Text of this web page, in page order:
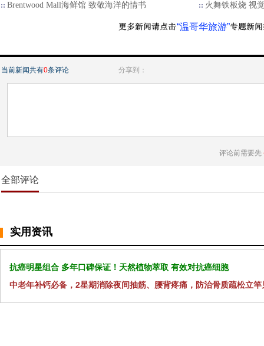
Brentwood Mall海鲜馆 致敬海洋的情书
火舞铁板烧 视
“温哥华旅游”
当前新闻共有0条评论 分享到：
评论前需要先
全部评论
实用资讯
抗癌明星组合 多年口碑保证！天然植物萃取 有效对抗癌细胞
中老年补钙必备，2星期消除夜间抽筋、腰背疼痛，防治骨质疏松立竿